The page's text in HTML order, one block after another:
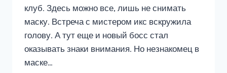
клуб. Здесь можно все, лишь не снимать
маску. Встреча с мистером икс вскружила
голову. А тут еще и новый босс стал
оказывать знаки внимания. Но незнакомец в
маске…